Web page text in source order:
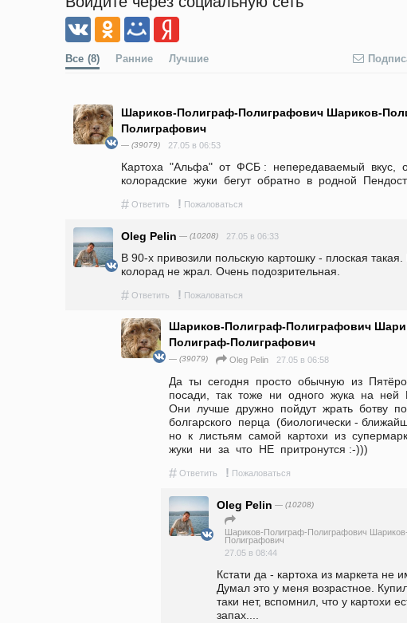
Все (8) Ранние Лучшие
Шариков-Полиграф-Полиграфович Шариков-
Полиграфович
— (39079) 27.05 в 06:53
Картоха  "Альфа"  от  ФСБ :  непередаваемый  вкус,
колорадские  жуки  бегут  обратно  в  родной
# Ответить ! Пожаловаться
Oleg Pelin — (10208) 27.05 в 06:33
В 90-х привозили польскую картошку - плоская
колорад не жрал. Очень подозрительная.
# Ответить ! Пожаловаться
Шариков-Полиграф-Полиграфович
Полиграф-Полиграфович
— (39079) Oleg Pelin 27.05 в 06:58
Да  ты  сегодня  просто  обычную  из
посади,  так  тоже  ни  одного  жука  на
Они  лучше  дружно  пойдут  жрать  ботву
болгарского  перца  (биологически -
но  к  листьям  самой  картохи  из
жуки  ни  за  что  НЕ  притронутся :-)))
# Ответить ! Пожаловаться
Oleg Pelin — (10208)
Шариков-Полиграф-Полиграфович
Полиграфович
27.05 в 08:44
Кстати да - картоха из маркета не
Думал это у меня возрастное.
таки нет, вспомнил, что у картохи
запах....